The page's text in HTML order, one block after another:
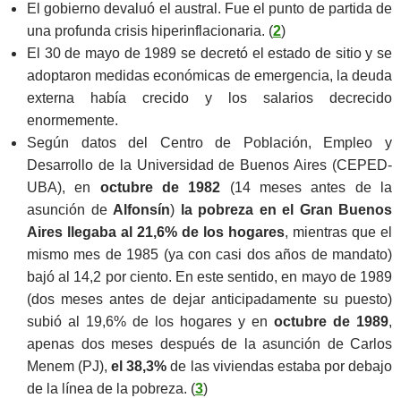
El gobierno devaluó el austral. Fue el punto de partida de
una profunda crisis hiperinflacionaria. (2)
El 30 de mayo de 1989 se decretó el estado de sitio y se
adoptaron medidas económicas de emergencia, la deuda
externa había crecido y los salarios decrecido
enormemente.
Según datos del Centro de Población, Empleo y
Desarrollo de la Universidad de Buenos Aires (CEPED-
UBA), en octubre de 1982 (14 meses antes de la
asunción de Alfonsín)
la pobreza en el Gran Buenos
Aires llegaba al 21,6% de los hogares, mientras que el
mismo mes de 1985 (ya con casi dos años de mandato)
bajó al 14,2 por ciento. En este sentido, en mayo de 1989
(dos meses antes de dejar anticipadamente su puesto)
subió al 19,6% de los hogares y en octubre de 1989,
apenas dos meses después de la asunción de Carlos
Menem (PJ),el 38,3% de las viviendas estaba por debajo
de la línea de la pobreza. (3)